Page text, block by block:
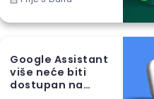
Google Assistant
više neće biti
dostupan na